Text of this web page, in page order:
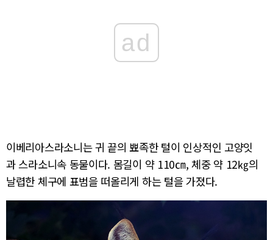
ad
이베리아스라소니는 귀 끝의 뾰족한 털이 인상적인 고양잇
과 스라소니속 동물이다. 몸길이 약 110㎝, 체중 약 12㎏의
날렵한 체구에 표범을 떠올리게 하는 털을 가졌다.